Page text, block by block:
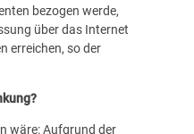
bezogen werde,
über das Internet
erreichen, so der
wäre: Aufgrund der